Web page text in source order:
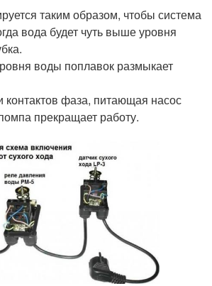
таким образом, чтобы система
вода будет чуть выше уровня
воды поплавок размыкает
фаза, питающая насос
прекращает работу.